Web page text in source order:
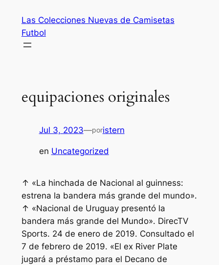
contenido
Las Colecciones Nuevas de Camisetas
Futbol
equipaciones originales
Jul 3, 2023—poristern
en Uncategorized
↑ «La hinchada de Nacional al guinness:
estrena la bandera más grande del mundo».
↑ «Nacional de Uruguay presentó la
bandera más grande del Mundo». DirecTV
Sports. 24 de enero de 2019. Consultado el
7 de febrero de 2019. «El ex River Plate
jugará a préstamo para el Decano de